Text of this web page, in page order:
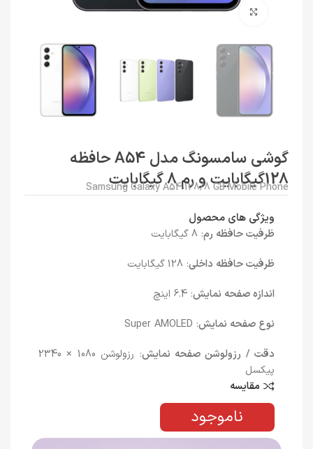
برای بزرگنمایی کلیک کنید
گوشی سامسونگ مدل A54 حافظه
128گیگابایت و رم 8 گیگابایت
Samsung Galaxy A54 128/8 GB Mobile Phone
ویژگی های محصول
ظرفیت حافظه رم: 8 گیگابایت
ظرفیت حافظه داخلی: 128 گیگابایت
اندازه صفحه نمایش: 6.4 اینچ
نوع صفحه نمایش: Super AMOLED
دقت / رزولوشن صفحه نمایش
: رزولوشن 1080 × 2340
پیکسل
مقایسه
ناموجود